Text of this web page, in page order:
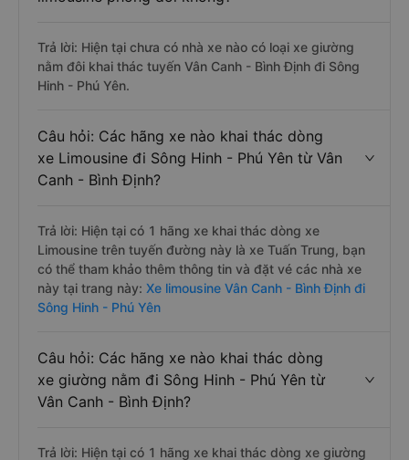
Trả lời: Hiện tại chưa có nhà xe nào có loại xe giường
nằm đôi khai thác tuyến Vân Canh - Bình Định đi Sông
Hinh - Phú Yên.
Câu hỏi: Các hãng xe nào khai thác dòng
xe Limousine đi Sông Hinh - Phú Yên từ Vân
Canh - Bình Định?
Trả lời: Hiện tại có 1 hãng xe khai thác dòng xe
Limousine trên tuyến đường này là xe Tuấn Trung, bạn
có thể tham khảo thêm thông tin và đặt vé các nhà xe
này tại trang này: Xe limousine Vân Canh - Bình Định đi
Sông Hinh - Phú Yên
Câu hỏi: Các hãng xe nào khai thác dòng
xe giường nằm đi Sông Hinh - Phú Yên từ
Vân Canh - Bình Định?
Trả lời: Hiện tại có 1 hãng xe khai thác dòng xe giường